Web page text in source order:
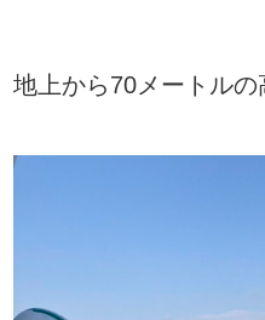
地上から70メートルの